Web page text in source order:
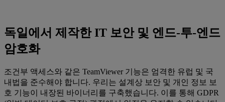
독일에서 제작한 IT 보안 및 엔드-투-엔드
암호화
조건부 액세스와 같은 TeamViewer 기능은 엄격한 유럽 및 국
내법을 준수해야 합니다. 우리는 설계상 보안 및 개인 정보 보
호 기능이 내장된 바이너리를 구축했습니다. 이를 통해 GDPR